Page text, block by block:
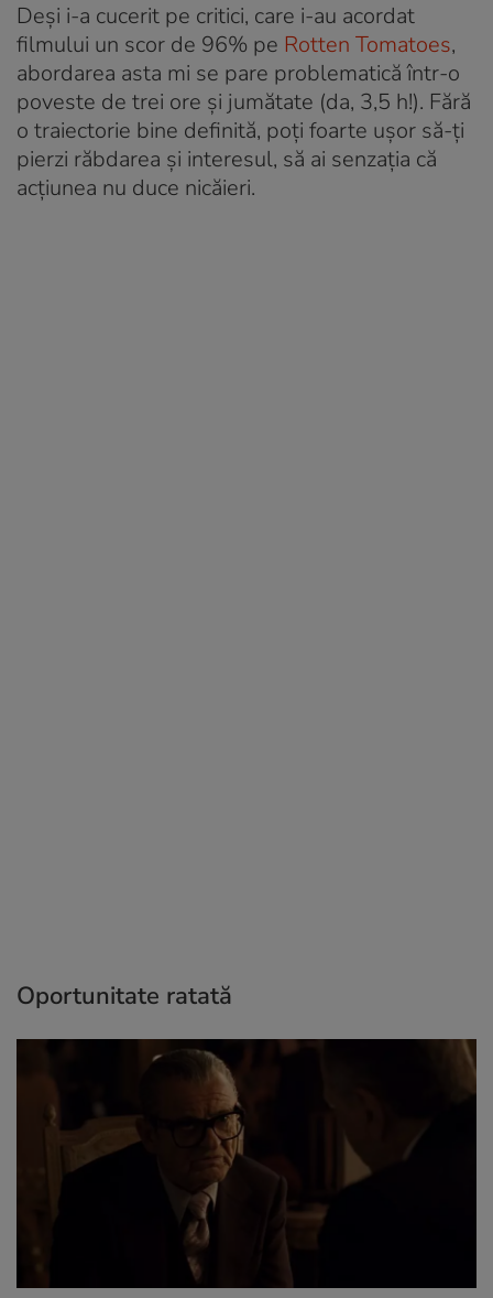
Deși i-a cucerit pe critici, care i-au acordat
filmului un scor de 96% pe Rotten Tomatoes,
abordarea asta mi se pare problematică într-o
poveste de trei ore și jumătate (da, 3,5 h!). Fără
o traiectorie bine definită, poți foarte ușor să-ți
pierzi răbdarea și interesul, să ai senzația că
acțiunea nu duce nicăieri.
Oportunitate ratată